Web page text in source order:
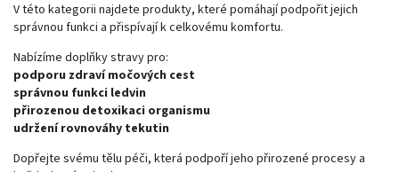
V této kategorii najdete produkty, které pomáhají podpořit jejich
správnou funkci a přispívají k celkovému komfortu.
Nabízíme doplňky stravy pro:
podporu zdraví močových cest
správnou funkci ledvin
přirozenou detoxikaci organismu
udržení rovnováhy tekutin
Dopřejte svému tělu péči, která podpoří jeho přirozené procesy a